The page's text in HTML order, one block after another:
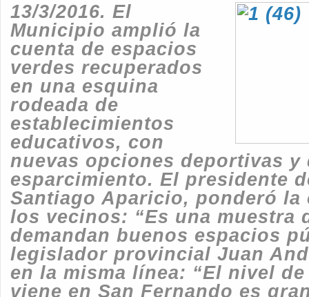
13/3/2016. El
Municipio amplió la
cuenta de espacios
verdes recuperados
en una esquina
rodeada de
establecimientos
educativos, con
nuevas opciones deportivas y
esparcimiento. El presidente
Santiago Aparicio, ponderó la
los vecinos: “Es una muestra
demandan buenos espacios
legislador provincial Juan
en la misma línea: “El nivel
viene en San Fernando es